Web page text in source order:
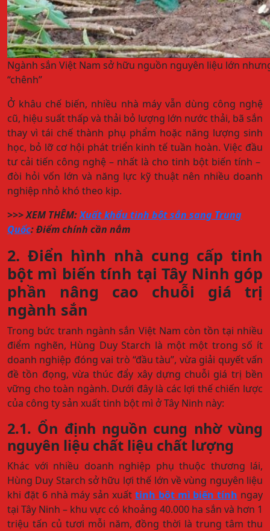
Ngành sắn Việt Nam sở hữu nguồn nguyên liệu lớn
“chênh”
Ở khâu chế biến, nhiều nhà máy vẫn dùng công nghệ
cũ, hiệu suất thấp và thải bỏ lượng lớn nước thải, bã sắn
thay vì tái chế thành phụ phẩm hoặc năng lượng sinh
học, bỏ lỡ cơ hội phát triển kinh tế tuần hoàn. Việc đầu
tư cải tiến công nghệ – nhất là cho tinh bột biến tính –
đòi hỏi vốn lớn và năng lực kỹ thuật nên nhiều doanh
nghiệp nhỏ khó theo kịp.
>>> XEM THÊM:Xuất khẩu tinh bột sắn sang Trung
Quốc​: Điểm chính cần nắm
2. Điển hình nhà cung cấp tinh
bột mì biến tính tại Tây Ninh góp
phần nâng cao chuỗi giá trị
ngành sắn
Trong bức tranh ngành sắn Việt Nam còn tồn tại nhiều
điểm nghẽn, Hùng Duy Starch là một một trong số ít
doanh nghiệp đóng vai trò “đầu tàu”, vừa giải quyết vấn
đề tồn đọng, vừa thúc đẩy xây dựng chuỗi giá trị bền
vững cho toàn ngành. Dưới đây là các lợi thế chiến lược
của công ty sản xuất tinh bột mì ở Tây Ninh này:
2.1. Ổn định nguồn cung nhờ vùng
nguyên liệu chất liệu chất lượng
Khác với nhiều doanh nghiệp phụ thuộc thương lái,
Hùng Duy Starch sở hữu lợi thế lớn về vùng nguyên liệu
khi đặt 6 nhà máy sản xuất tinh bột mì biến tính ngay
tại Tây Ninh – khu vực có khoảng 40.000 ha sắn và hơn 1
triệu tấn củ tươi mỗi năm, đồng thời là trung tâm thu